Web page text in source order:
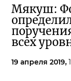
Мякуш:
всех
19 апреля 2019,